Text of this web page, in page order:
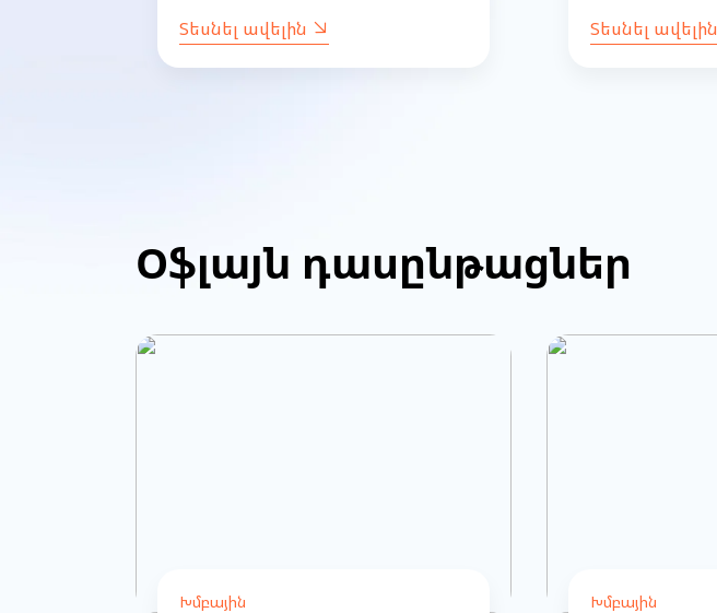
Տեսնել ավելին Տեսնել ավելին
Օֆլայն դասընթացներ
Խմբային Խմբային